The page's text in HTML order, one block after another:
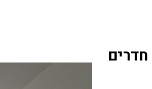
למכירה בנווה שאנן, בזיו, רחוב אז״ר, דירת 4 חדרים